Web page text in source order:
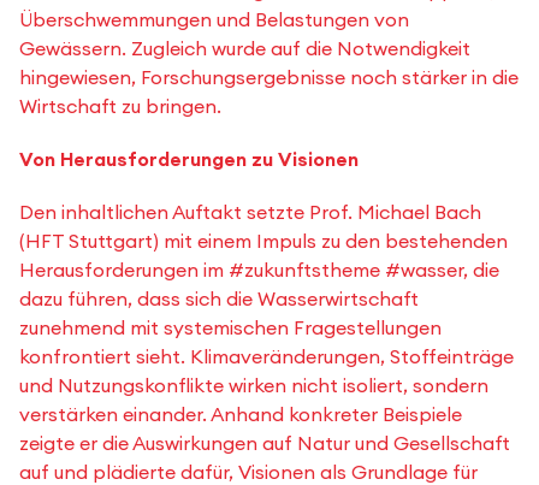
Überschwemmungen und Belastungen von
Gewässern. Zugleich wurde auf die Notwendigkeit
hingewiesen, Forschungsergebnisse noch stärker in die
Wirtschaft zu bringen.
Von Herausforderungen zu Visionen
Den inhaltlichen Auftakt setzte Prof. Michael Bach
(HFT Stuttgart) mit einem Impuls zu den bestehenden
Herausforderungen im #zukunftstheme #wasser, die
dazu führen, dass sich die Wasserwirtschaft
zunehmend mit systemischen Fragestellungen
konfrontiert sieht. Klimaveränderungen, Stoffeinträge
und Nutzungskonflikte wirken nicht isoliert, sondern
verstärken einander. Anhand konkreter Beispiele
zeigte er die Auswirkungen auf Natur und Gesellschaft
auf und plädierte dafür, Visionen als Grundlage für